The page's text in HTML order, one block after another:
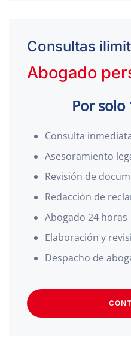
Consultas
Abogado
Por
Consulta
Asesoramiento
Revisión de
Redacción de
Abogado 24 horas
Elaboración y
Despacho de